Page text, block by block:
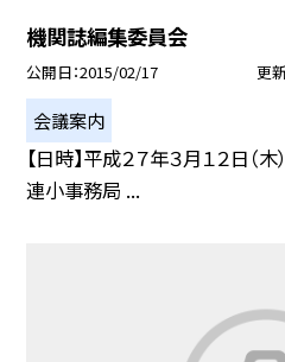
機関誌編集委員会
公開日 2015/02/17 更
会議案内
【日時】平成２７年３月１２日（
連小事務局 ...